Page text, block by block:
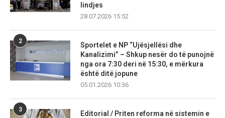
lindjes
28.07.2026 15:52
2
Sportelet e NP “Ujësjellësi dhe
Kanalizimi” – Shkup nesër do të punojnë
nga ora 7:30 deri në 15:30, e mërkura
është ditë jopune
05.01.2026 10:36
3
Editorial / Priten reforma në sistemin e